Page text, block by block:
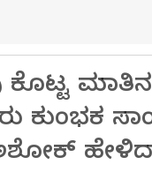
ಕೊಟ್ಟ
ಕುಂಭಕ